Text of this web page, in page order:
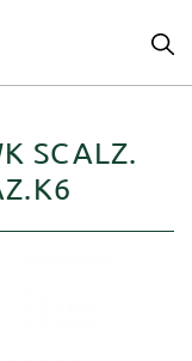
SCALZ.